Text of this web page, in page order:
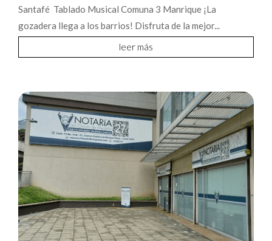
Santafé Tablado Musical Comuna 3 Manrique ¡La
gozadera llega a los barrios! Disfruta de la mejor...
leer más